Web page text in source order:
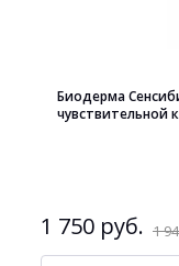
Биодерма
чувствительной
1 750 руб. 1